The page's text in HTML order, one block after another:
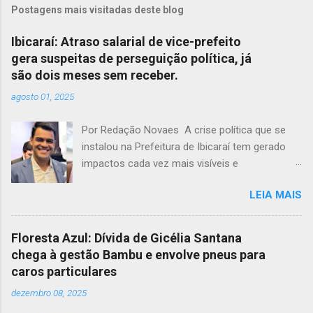
Postagens mais visitadas deste blog
Ibicaraí: Atraso salarial de vice-prefeito
gera suspeitas de perseguição política, já
são dois meses sem receber.
agosto 01, 2025
Por Redação Novaes A crise política que se
instalou na Prefeitura de Ibicaraí tem gerado
impactos cada vez mais visíveis e
instabilidade e disputas internas, o vice-prefeito
Jonathas Soares completa dois meses sem
receber seus vencimentos, acendendo um
alerta sobre possíveis atos de perseguição
política dentro da própria administração
Monalisa Tavares e seu vice já não é segredo
LEIA MAIS
Floresta Azul: Dívida de Gicélia Santana
chega à gestão Bambu e envolve pneus para
caros particulares
dezembro 08, 2025